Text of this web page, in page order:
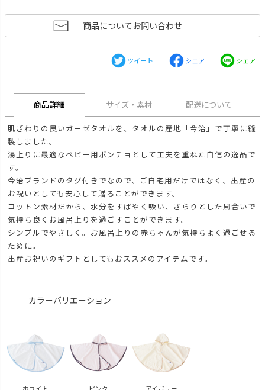
商品についてお問い合わせ
ツイート シェア シェア
商品詳細 サイズ・素材 配送について
肌ざわりの良いガーゼタオルを、タオルの産地「今治」で丁寧に縫
製しました。
湯上りに最適なベビー用ポンチョとして工夫を重ねた自信の逸品で
す。
今治ブランドのタグ付きでなので、ご自宅用だけではなく、出産の
お祝いとしても安心して贈ることができます。
コットン素材だから、水分をすばやく吸い、さらりとした風合いで
気持ち良くお風呂上りを過ごすことができます。
シンプルでやさしく。お風呂上りの赤ちゃんが気持ちよく過ごせる
ために。
出産お祝いのギフトとしてもおススメのアイテムです。
カラーバリエーション